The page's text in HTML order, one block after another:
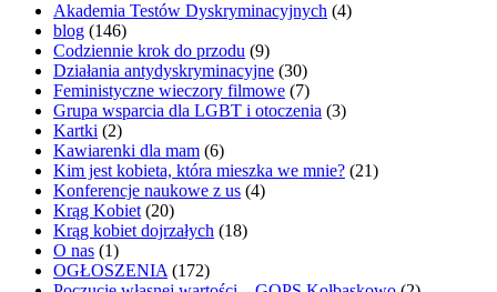
Akademia Testów Dyskryminacyjnych (4)
blog (146)
Codziennie krok do przodu (9)
Działania antydyskryminacyjne (30)
Feministyczne wieczory filmowe (7)
Grupa wsparcia dla LGBT i otoczenia (3)
Kartki (2)
Kawiarenki dla mam (6)
Kim jest kobieta, która mieszka we mnie? (21)
Konferencje naukowe z us (4)
Krąg Kobiet (20)
Krąg kobiet dojrzałych (18)
O nas (1)
OGŁOSZENIA (172)